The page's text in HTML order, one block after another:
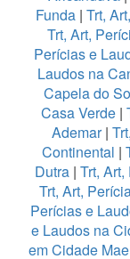
Funda | Trt,
Trt, Art,
Perícias e
Laudos na
Capela do
Casa Verde |
Ademar|
Continental |
Dutra | Trt,
Trt, Art,
Perícias e
e Laudos na
em Cidade